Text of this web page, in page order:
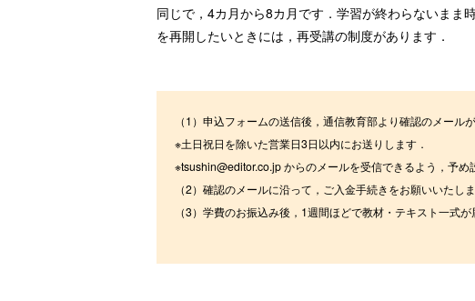
同じで，4カ月から8カ月です．学習が終わらないまま
を再開したいときには，再受講の制度があります．
（1）申込フォームの送信後，通信教育部より確認のメール
※土日祝日を除いた営業日3日以内にお送りします．
※tsushin@editor.co.jp からのメールを受信できるよう，予め
（2）確認のメールに沿って，ご入金手続きをお願いいたしま
（3）学費のお振込み後，1週間ほどで教材・テキスト一式が